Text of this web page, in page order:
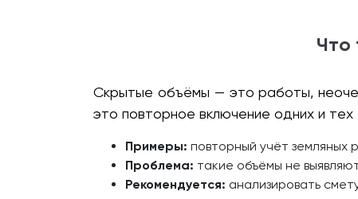
Что
Скрытые объёмы — это работы,
это повторное включение одних и
Примеры: повторный учёт земляных
Проблема: такие объёмы не
Рекомендуется: анализировать